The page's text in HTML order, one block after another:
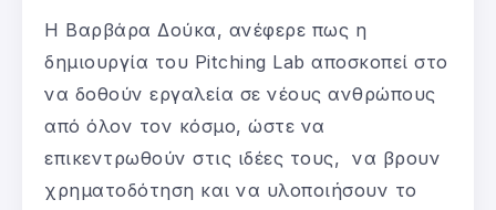
Η Βαρβάρα Δούκα, ανέφερε πως η
δημιουργία του Pitching Lab αποσκοπεί στο
να δοθούν εργαλεία σε νέους ανθρώπους
από όλον τον κόσμο, ώστε να
επικεντρωθούν στις ιδέες τους, να βρουν
χρηματοδότηση και να υλοποιήσουν το